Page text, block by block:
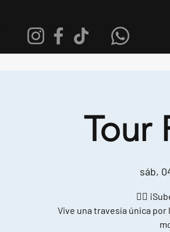
Tour
sáb,
🏴‍☠️
Vive una travesía única por